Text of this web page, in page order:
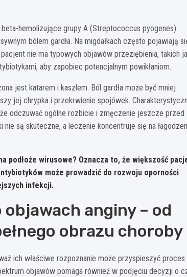
hemolizujące grupy A (Streptococcus pyogenes).
bólem gardła. Na migdałkach często pojawiają
nie ma typowych objawów przeziębienia, takich
aby zapobiec potencjalnym powikłaniom.
jest katarem i kaszlem. Ból gardła może być mniej
jej chrypka i przekrwienie spojówek.
odczuwać ogólne rozbicie i zmęczenie jeszcze przed
są skuteczne, a leczenie koncentruje się na
podłoże wirusowe? Oznacza to, że większość
może prowadzić do rozwoju oporności
infekcji.
anginy – od
obrazu choroby
ich właściwe rozpoznanie może przyspieszyć proces
objawów pomaga również w podjęciu decyzji o